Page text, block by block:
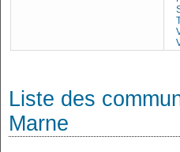
Liste des
Marne